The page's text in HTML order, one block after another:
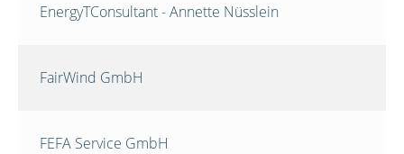
EnergyTConsultant - Annette Nüsslein
FairWind GmbH
FEFA Service GmbH